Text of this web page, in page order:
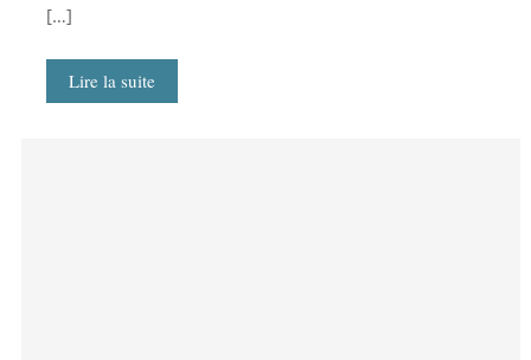
[…]
Lire la suite